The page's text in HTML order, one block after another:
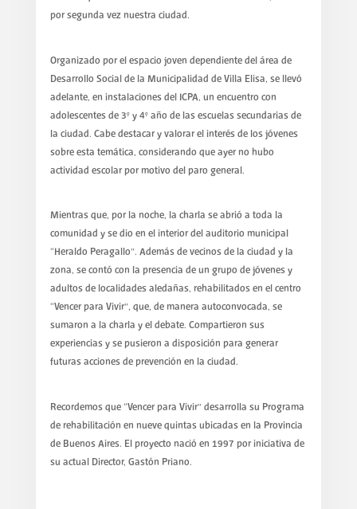
por segunda vez nuestra ciudad.
Organizado por el espacio joven dependiente del área de
Desarrollo Social de la Municipalidad de Villa Elisa, se llevó
adelante, en instalaciones del ICPA, un encuentro con
adolescentes de 3° y 4° año de las escuelas secundarias de
la ciudad. Cabe destacar y valorar el interés de los jóvenes
sobre esta temática, considerando que ayer no hubo
actividad escolar por motivo del paro general.
Mientras que, por la noche, la charla se abrió a toda la
comunidad y se dio en el interior del auditorio municipal
“Heraldo Peragallo”. Además de vecinos de la ciudad y la
zona, se contó con la presencia de un grupo de jóvenes y
adultos de localidades aledañas, rehabilitados en el centro
“Vencer para Vivir”, que, de manera autoconvocada, se
sumaron a la charla y el debate. Compartieron sus
experiencias y se pusieron a disposición para generar
futuras acciones de prevención en la ciudad.
Recordemos que “Vencer para Vivir” desarrolla su Programa
de rehabilitación en nueve quintas ubicadas en la Provincia
de Buenos Aires. El proyecto nació en 1997 por iniciativa de
su actual Director, Gastón Priano.